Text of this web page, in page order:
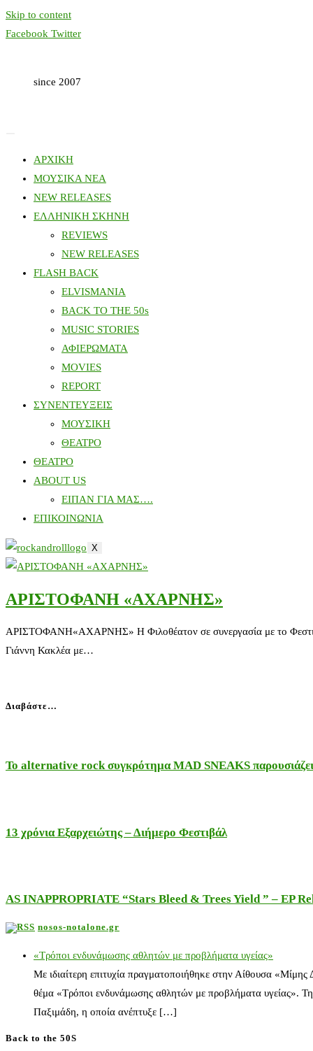
Skip to content
Facebook Twitter
since 2007
ΑΡΧΙΚΗ
ΜΟΥΣΙΚΑ ΝΕΑ
NEW RELEASES
ΕΛΛΗΝΙΚΗ ΣΚΗΝΗ
REVIEWS
NEW RELEASES
FLASH BACK
ELVISMANIA
BACK TO THE 50s
MUSIC STORIES
ΑΦΙΕΡΩΜΑΤΑ
MOVIES
REPORT
ΣΥΝΕΝΤΕΥΞΕΙΣ
ΜΟΥΣΙΚΗ
ΘΕΑΤΡΟ
ΘΕΑΤΡΟ
ABOUT US
ΕΙΠΑΝ ΓΙΑ ΜΑΣ….
ΕΠΙΚΟΙΝΩΝΙΑ
X
ΑΡΙΣΤΟΦΑΝΗ «ΑΧΑΡΝΗΣ»
ΑΡΙΣΤΟΦΑΝΗ«ΑΧΑΡΝΗΣ» Η Φιλοθέατον σε συνεργασία με το
Γιάννη Κακλέα με…
Διαβάστε…
Το alternative rock συγκρότημα MAD SNEAKS
13 χρόνια Εξαρχειώτης – Διήμερο Φεστιβάλ
AS INAPPROPRIATE “Stars Bleed & Trees Yield ” – EP
nosos-notalone.gr
«Τρόποι ενδυνάμωσης αθλητών με προβλήματα υγείας»
Με ιδιαίτερη επιτυχία πραγματοποιήθηκε στην Αίθουσα
θέμα «Τρόποι ενδυνάμωσης αθλητών με προβλήματα υγείας».
Παξιμάδη, η οποία ανέπτυξε […]
Back to the 50S